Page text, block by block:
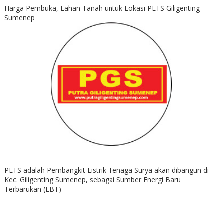
Harga Pembuka, Lahan Tanah untuk Lokasi PLTS Giligenting
Sumenep
PLTS adalah Pembangkit Listrik Tenaga Surya akan dibangun di
Kec. Giligenting Sumenep, sebagai Sumber Energi Baru
Terbarukan (EBT)